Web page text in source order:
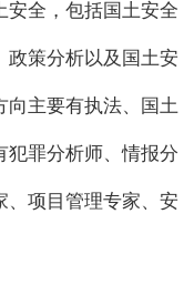
安全，包括国土安全
政策分析以及国土安
向主要有执法、国土
犯罪分析师、情报分
、项目管理专家、安